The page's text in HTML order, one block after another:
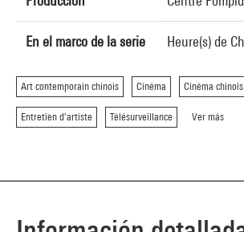
En el marco de la serie Heure(s) de
Art contemporain chinois Cinéma Cinéma chinois
Entretien d'artiste Télésurveillance Ver más